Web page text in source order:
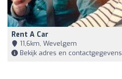
Rent A Car
11,6km, Wevelgem
Bekijk adres en contactgegevens